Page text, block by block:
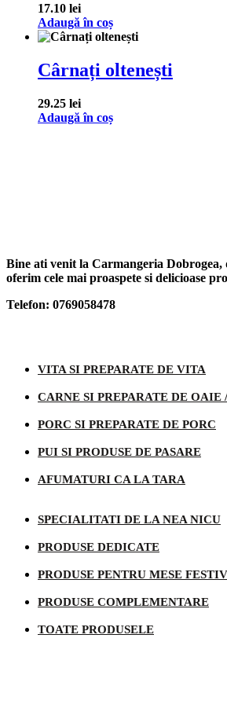
17.10 lei
Adaugă în coș
Cârnați oltenești
29.25 lei
Adaugă în coș
Bine ati venit la Carmangeria Dobrogea,
oferim cele mai proaspete si delicioase
Telefon: 0769058478
VITA SI PREPARATE DE VITA
CARNE SI PREPARATE DE
PORC SI PREPARATE DE PORC
PUI SI PRODUSE DE PASARE
AFUMATURI CA LA TARA
SPECIALITATI DE LA NEA NICU
PRODUSE DEDICATE
PRODUSE PENTRU MESE
PRODUSE COMPLEMENTARE
TOATE PRODUSELE